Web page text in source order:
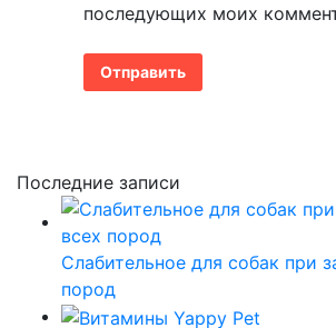
последующих моих
Последние записи
Слабительное для собак при
пород